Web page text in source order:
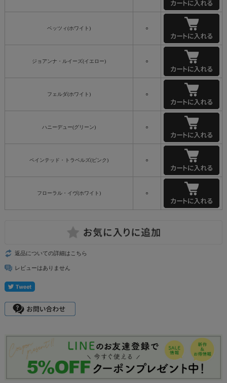
ベッツィ(ホワイト) ○
ジョアンナ・ルイーズ(イエロー) ○
フェルダ(ホワイト) ○
ハニーデュー(グリーン) ○
ペインテッド・トラベルズ(ピンク) ○
フローラル・イヴ(ホワイト) ○
返品についての詳細はこちら
レビューはありません